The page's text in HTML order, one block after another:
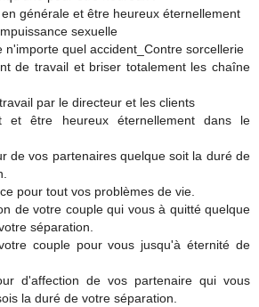
en générale et être heureux éternellement
sexuelle
n'importe quel accident_Contre sorcellerie
de travail et briser totalement les chaîne
par le directeur et les clients
et être heureux éternellement dans le
de vos partenaires quelque soit la duré de
pour tout vos problèmes de vie.
de votre couple qui vous à quitté quelque
séparation.
couple pour vous jusqu'à éternité de
d'affection de vos partenaire qui vous
la duré de votre séparation.